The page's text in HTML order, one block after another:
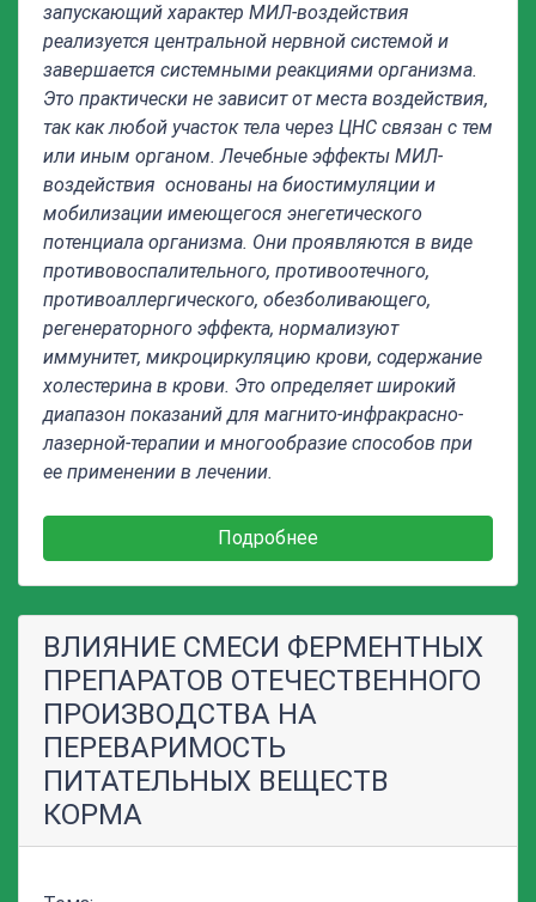
запускающий характер МИЛ-воздействия
реализуется центральной нервной системой и
завершается системными реакциями организма.
Это практически не зависит от места воздействия,
так как любой участок тела через ЦНС связан с тем
или иным органом. Лечебные эффекты МИЛ-
воздействия основаны на биостимуляции и
мобилизации имеющегося энегетического
потенциала организма. Они проявляются в виде
противовоспалительного, противоотечного,
противоаллергического, обезболивающего,
регенераторного эффекта, нормализуют
иммунитет, микроциркуляцию крови, содержание
холестерина в крови. Это определяет широкий
диапазон показаний для магнито-инфракрасно-
лазерной-терапии и многообразие способов при
ее применении в лечении.
Подробнее
ВЛИЯНИЕ СМЕСИ ФЕРМЕНТНЫХ
ПРЕПАРАТОВ ОТЕЧЕСТВЕННОГО
ПРОИЗВОДСТВА НА
ПЕРЕВАРИМОСТЬ
ПИТАТЕЛЬНЫХ ВЕЩЕСТВ
КОРМА